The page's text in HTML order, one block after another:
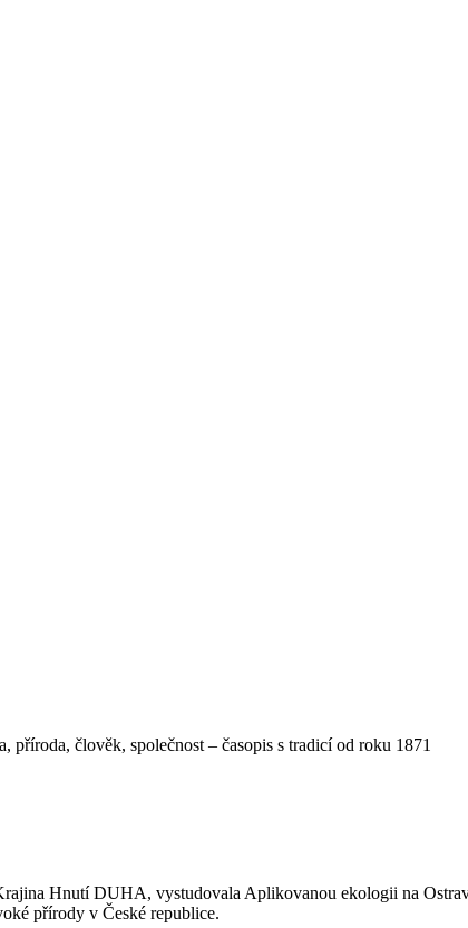
příroda, člověk, společnost – časopis s tradicí od roku 1871
Hnutí DUHA, vystudovala Aplikovanou ekologii na
přírody v České republice.